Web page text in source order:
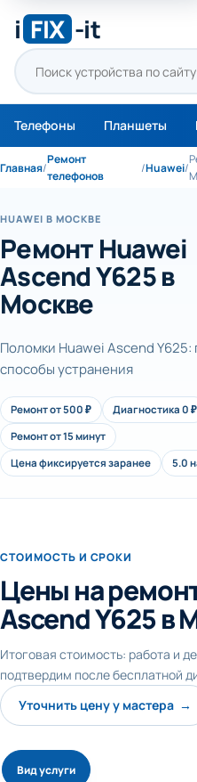
i FIX -it
Телефоны Планшеты
Главная/
Ремонт
телефонов
/Huawei/
HUAWEI В МОСКВЕ
Ремонт Huawei
Ascend Y625 в
Москве
Поломки Huawei Ascend Y625:
способы устранения
Ремонт от 500 ₽
Диагностика 0 ₽
Ремонт от 15 минут
Цена фиксируется заранее
5.0
СТОИМОСТЬ И СРОКИ
Цены на
Ascend Y625 в
Итоговая стоимость: работа и
подтвердим после бесплатной
Уточнить цену у мастера →
Вид услуги